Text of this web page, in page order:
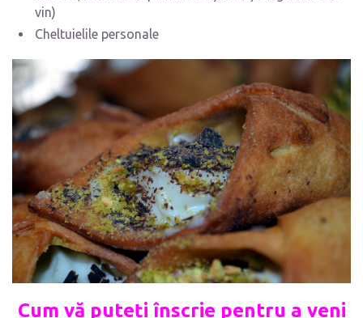
vin)
Cheltuielile personale
Cum vă puteți înscrie pentru a veni